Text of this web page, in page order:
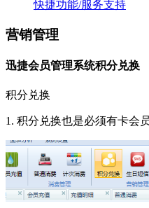
快捷功能/服务支持
营销管理
迅捷会员管理系统积分兑换
积分兑换
1. 积分兑换也是必须有卡会